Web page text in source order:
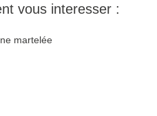
vous interesser :